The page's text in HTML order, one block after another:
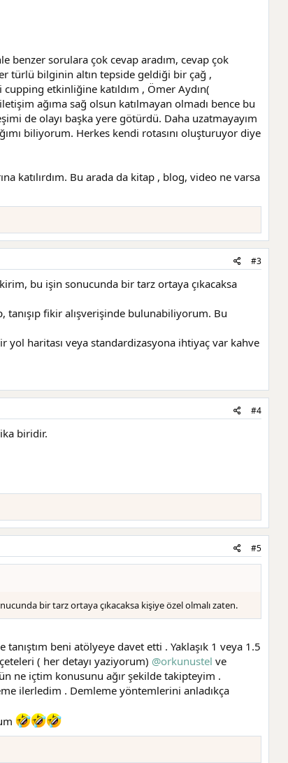
benzer sorulara çok cevap aradım, cevap çok
türlü bilginin altın tepside geldiği bir çağ ,
etkinliğine katıldım , Ömer Aydın(
ağıma sağ olsun katılmayan olmadı bence bu
de olayı başka yere götürdü. Daha uzatmayayım
biliyorum. Herkes kendi rotasını oluşturuyor diye
katılırdım. Bu arada da kitap , blog, video ne varsa
#3
bu işin sonucunda bir tarz ortaya çıkacaksa
tanışıp fikir alışverişinde bulunabiliyorum. Bu
yol haritası veya standardizasyona ihtiyaç var kahve
#4
biridir.
#5
bir tarz ortaya çıkacaksa kişiye özel olmalı zaten.
tanıştım beni atölyeye davet etti . Yaklaşık 1 veya 1.5
( her detayı yaziyorum) @orkunustel ve
ne içtim konusunu ağır şekilde takipteyim .
ilerledim . Demleme yöntemlerini anladıkça